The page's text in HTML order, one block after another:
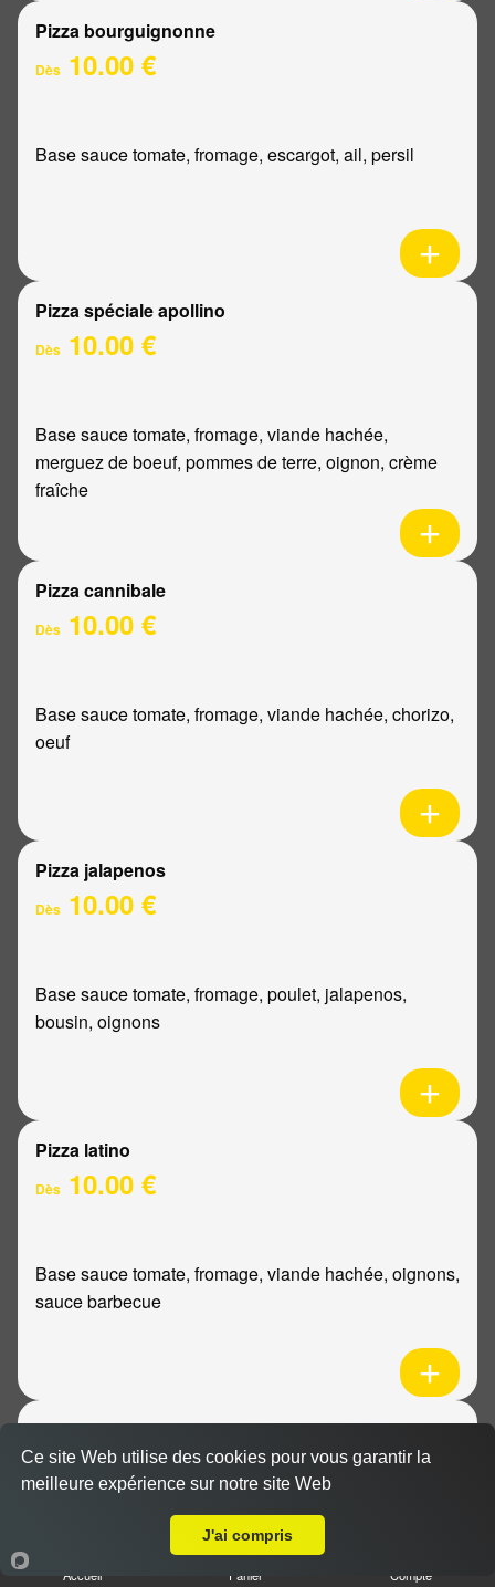
Pizza bourguignonne
Dès 10.00 €
Base sauce tomate, fromage, escargot, ail, persil
Pizza spéciale apollino
Dès 10.00 €
Base sauce tomate, fromage, viande hachée,
merguez de boeuf, pommes de terre, oignon, crème
fraîche
Pizza cannibale
Dès 10.00 €
Base sauce tomate, fromage, viande hachée, chorizo,
oeuf
Pizza jalapenos
Dès 10.00 €
Base sauce tomate, fromage, poulet, jalapenos,
bousin, oignons
Pizza latino
Dès 10.00 €
Base sauce tomate, fromage, viande hachée, oignons,
sauce barbecue
Pizza mexicaine
Dès10.00 €
Base sauce tomate, fromage, poulet, pommes de
terre, ananas, sauce barbecue
Accueil Panier Compte
Ce site Web utilise des cookies pour vous garantir la
meilleure expérience sur notre site Web
J'ai compris